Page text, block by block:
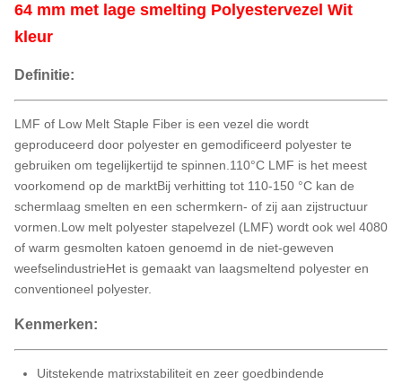
64 mm met lage smelting Polyestervezel Wit
kleur
Definitie:
LMF of Low Melt Staple Fiber is een vezel die wordt
geproduceerd door polyester en gemodificeerd polyester te
gebruiken om tegelijkertijd te spinnen.110°C LMF is het meest
voorkomend op de marktBij verhitting tot 110-150 °C kan de
schermlaag smelten en een schermkern- of zij aan zijstructuur
vormen.Low melt polyester stapelvezel (LMF) wordt ook wel 4080
of warm gesmolten katoen genoemd in de niet-geweven
weefselindustrieHet is gemaakt van laagsmeltend polyester en
conventioneel polyester.
Kenmerken:
Uitstekende matrixstabiliteit en zeer goedbindende